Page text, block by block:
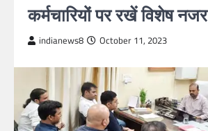
कर्मचारियों पर रखें विशेष नजर
indianews8 October 11, 2023